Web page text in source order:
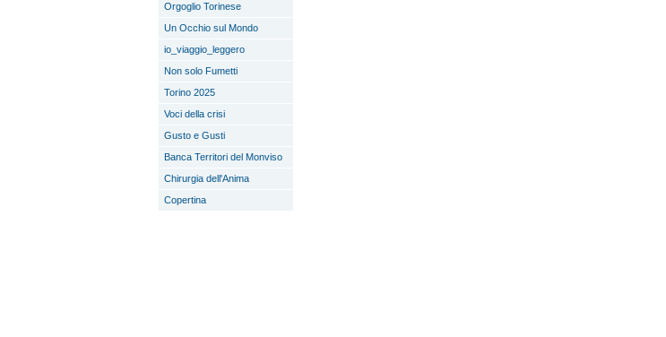
Orgoglio Torinese
Un Occhio sul Mondo
io_viaggio_leggero
Non solo Fumetti
Torino 2025
Voci della crisi
Gusto e Gusti
Banca Territori del Monviso
Chirurgia dell'Anima
Copertina